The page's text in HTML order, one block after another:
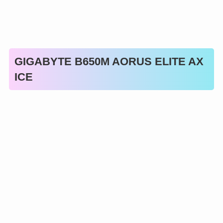
GIGABYTE B650M AORUS ELITE AX
ICE